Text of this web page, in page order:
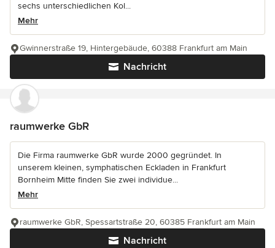
sechs unterschiedlichen Kol...
Mehr
Nachricht
Gwinnerstraße 19, Hintergebäude, 60388 Frankfurt am Main
raumwerke GbR
Die Firma raumwerke GbR wurde 2000 gegründet. In
unserem kleinen, symphatischen Eckladen in Frankfurt
Bornheim Mitte finden Sie zwei individue...
Mehr
Nachricht
raumwerke GbR, Spessartstraße 20, 60385 Frankfurt am Main